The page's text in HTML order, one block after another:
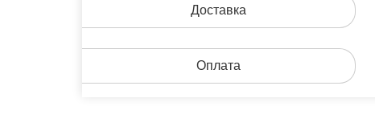
Доставка
Оплата